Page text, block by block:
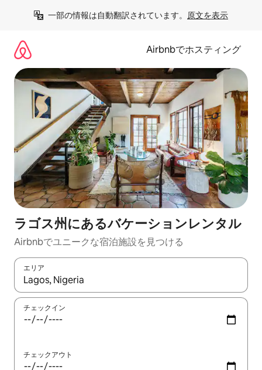
一部の情報は自動翻訳されています。 原文を表示
Airbnbでホスティング
ラゴス州にあるバケーションレンタル
Airbnbでユニークな宿泊施設を見つける
エリア
検索結果が表示されたら、上下の矢印キーを使って移動するか
チェックイン
チェックアウト